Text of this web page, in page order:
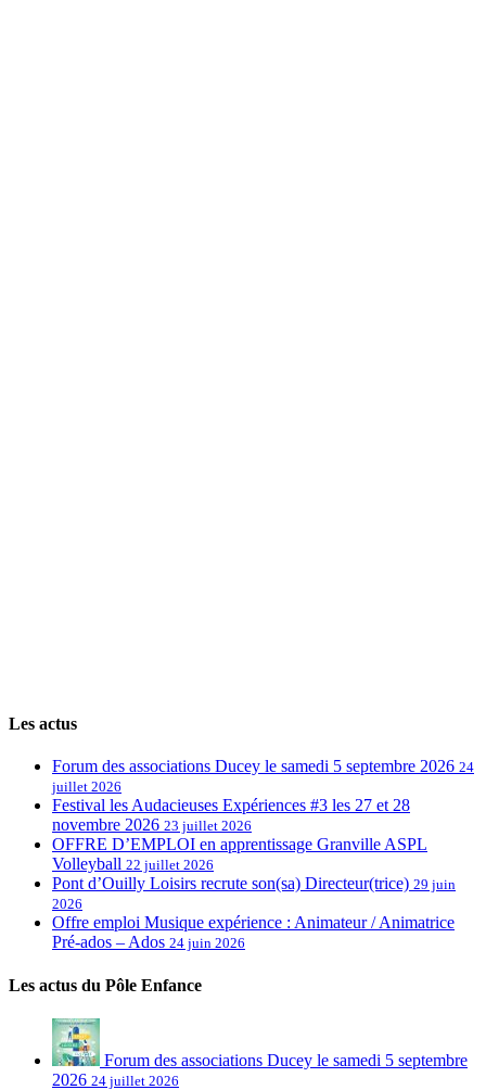
Les actus
Forum des associations Ducey le samedi 5 septembre 2026 24
juillet 2026
Festival les Audacieuses Expériences #3 les 27 et 28
novembre 2026 23 juillet 2026
OFFRE D’EMPLOI en apprentissage Granville ASPL
Volleyball 22 juillet 2026
Pont d’Ouilly Loisirs recrute son(sa) Directeur(trice) 29 juin
2026
Offre emploi Musique expérience : Animateur / Animatrice
Pré-ados – Ados 24 juin 2026
Les actus du Pôle Enfance
Forum des associations Ducey le samedi 5 septembre
2026 24 juillet 2026